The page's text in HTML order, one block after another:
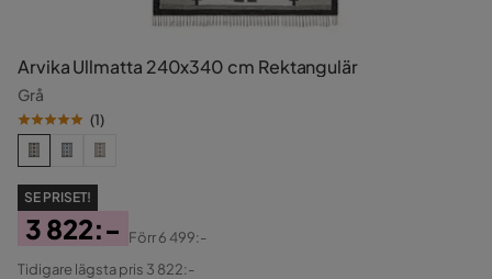
Arvika Ullmatta 240x340 cm Rektangulär
Grå
(1)
SE PRISET!
Pris
3 822:-
Original
Förr6 499:-
Tidigare lägsta pris 3 822:-